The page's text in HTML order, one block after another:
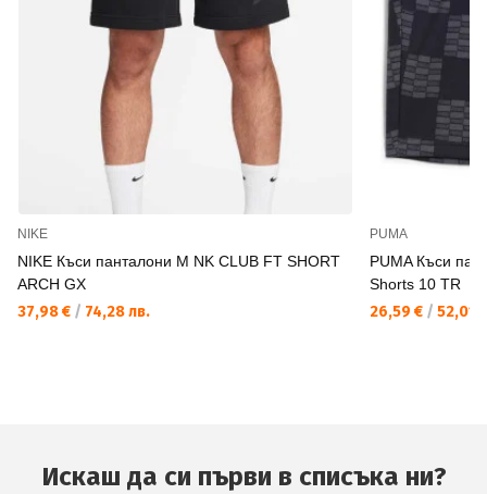
NIKE
NIKE Къси панталони M NK CLUB FT SHORT
ARCH GX
37,98 € / 74,28 лв.
PUMA
PUMA Къси
Shorts 10 TR
26,59 € / 52,01
Искаш да си първи в списъка ни?